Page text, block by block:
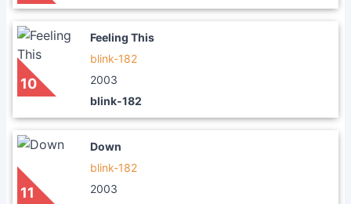
10
Feeling This
blink-182
2003
blink-182
11
Down
blink-182
2003